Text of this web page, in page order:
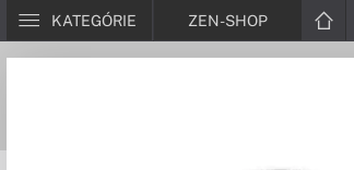
KATEGÓRIE ZEN-SHOP